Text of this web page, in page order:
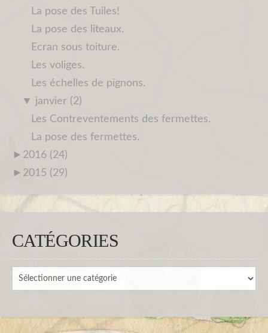
La pose des Tuiles!
La pose des liteaux.
Ecran sous toiture.
Les voliges.
Les échelles de pignons.
▼ janvier (2)
Les Contreventements des fermettes.
La pose des fermettes.
► 2016 (24)
► 2015 (29)
CATÉGORIES
Catégories